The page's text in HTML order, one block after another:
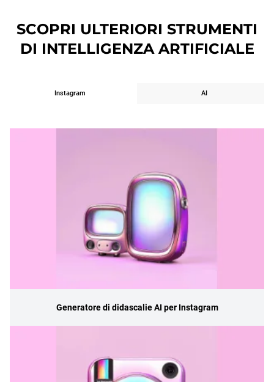
SCOPRI ULTERIORI STRUMENTI
DI INTELLIGENZA ARTIFICIALE
Instagram AI
Generatore di didascalie AI per Instagram